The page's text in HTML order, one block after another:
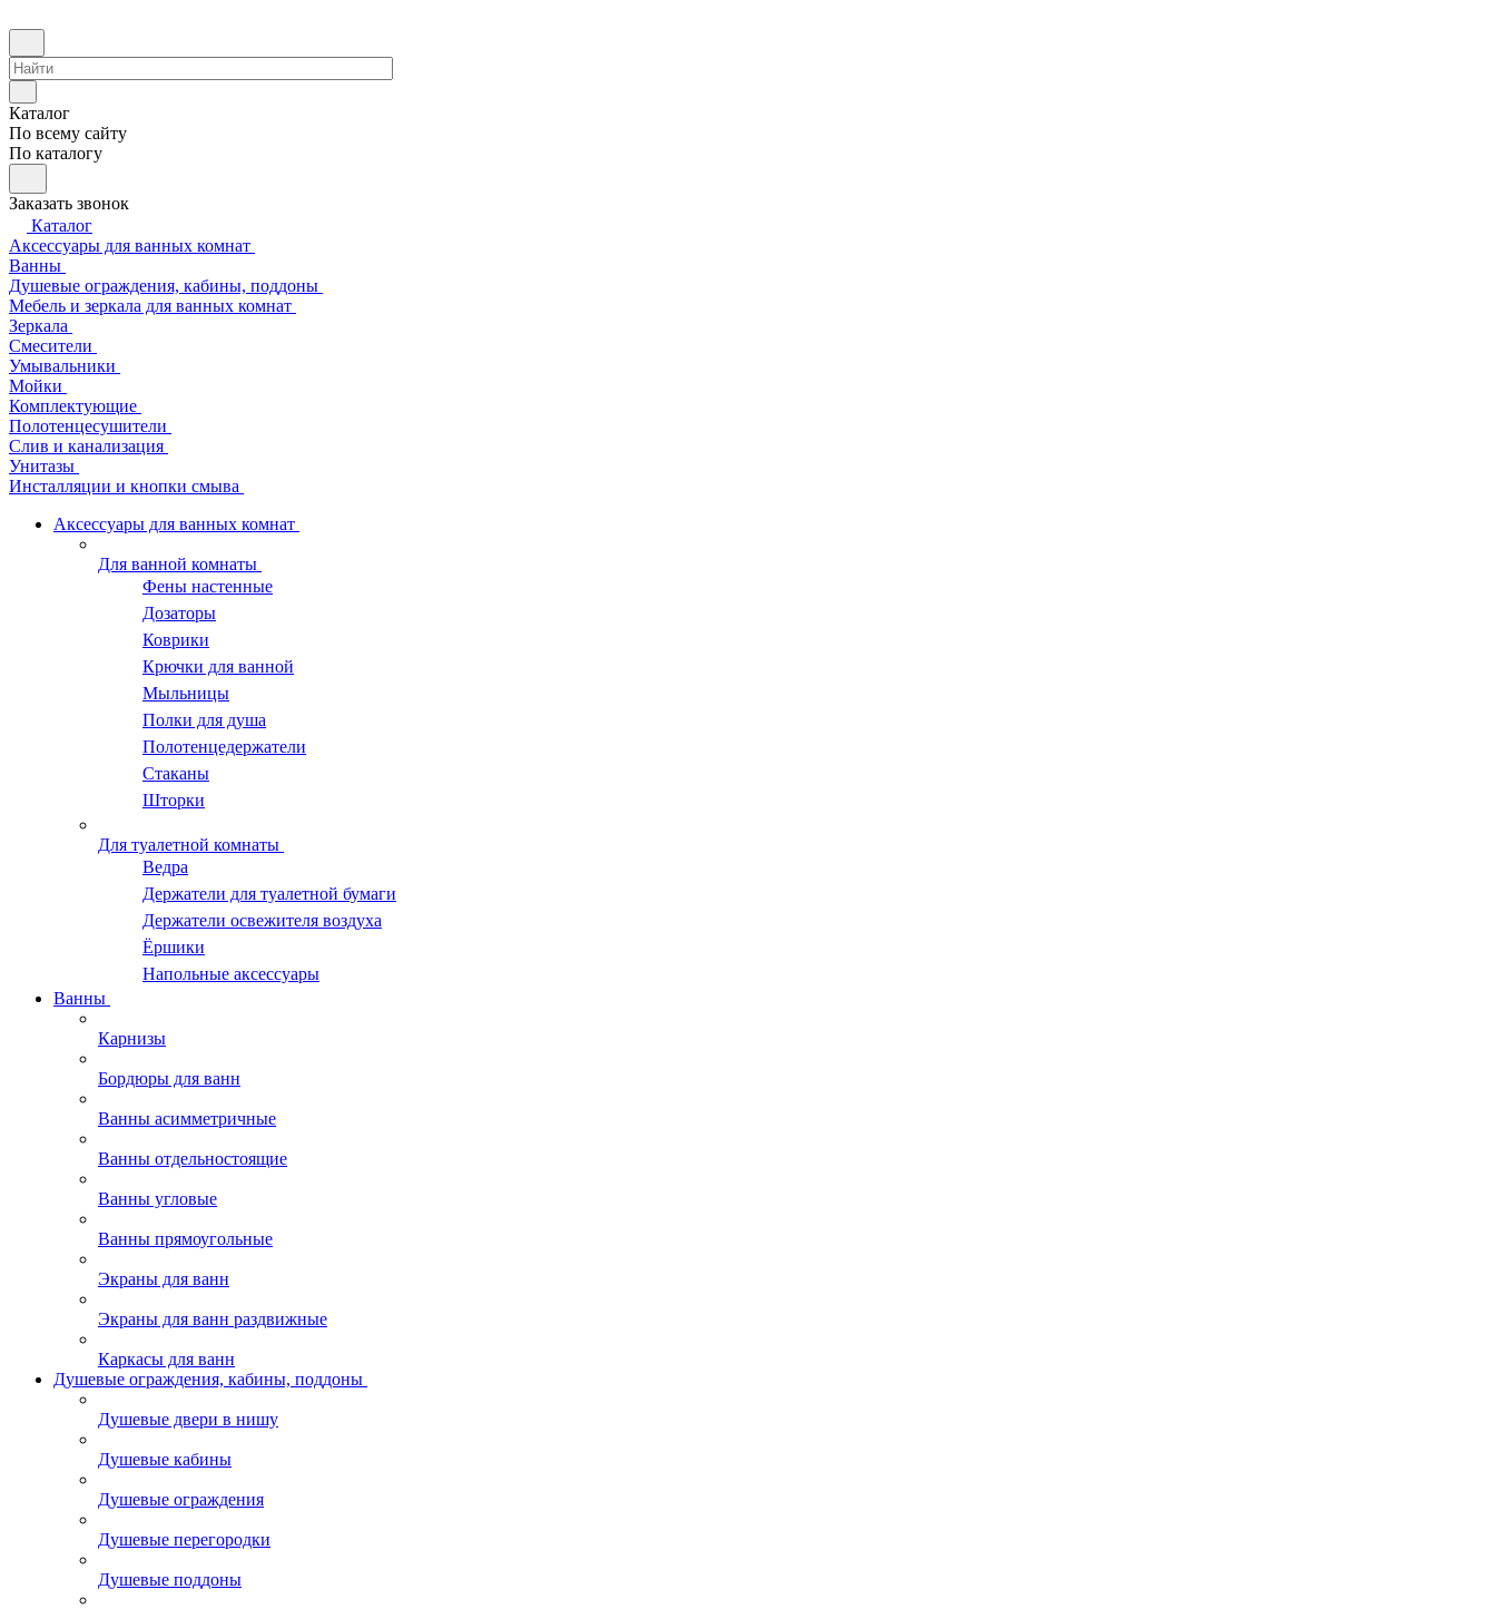
Каталог
По всему сайту
По каталогу
Заказать звонок
Каталог
Аксессуары для ванных комнат
Ванны
Душевые ограждения, кабины, поддоны
Мебель и зеркала для ванных комнат
Зеркала
Смесители
Умывальники
Мойки
Комплектующие
Полотенцесушители
Слив и канализация
Унитазы
Инсталляции и кнопки смыва
Аксессуары для ванных комнат
Для ванной комнаты
Фены настенные
Дозаторы
Коврики
Крючки для ванной
Мыльницы
Полки для душа
Полотенцедержатели
Стаканы
Шторки
Для туалетной комнаты
Ведра
Держатели для туалетной бумаги
Держатели освежителя воздуха
Ёршики
Напольные аксессуары
Ванны
Карнизы
Бордюры для ванн
Ванны асимметричные
Ванны отдельностоящие
Ванны угловые
Ванны прямоугольные
Экраны для ванн
Экраны для ванн раздвижные
Каркасы для ванн
Душевые ограждения, кабины, поддоны
Душевые двери в нишу
Душевые кабины
Душевые ограждения
Душевые перегородки
Душевые поддоны